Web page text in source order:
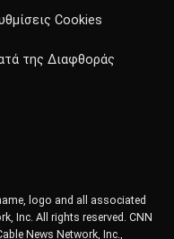
Cookies
της Διαφθοράς
logo and all associated
Inc. All rights reserved. CNN
News Network, Inc.,